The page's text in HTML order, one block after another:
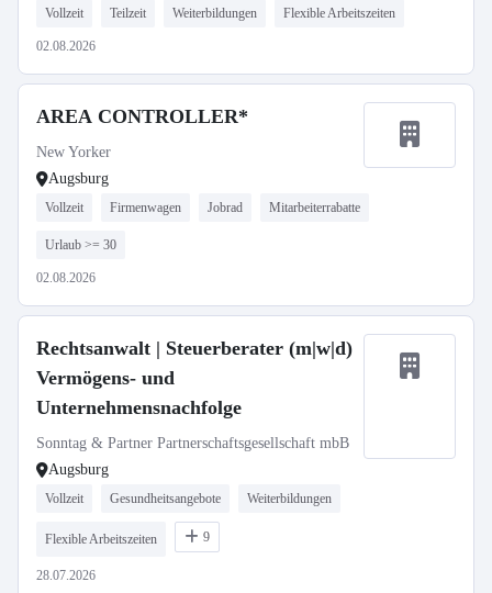
Vollzeit Teilzeit Weiterbildungen Flexible Arbeitszeiten
02.08.2026
AREA CONTROLLER*
New Yorker
Augsburg
Vollzeit Firmenwagen Jobrad Mitarbeiterrabatte
Urlaub >= 30
02.08.2026
Rechtsanwalt | Steuerberater (m|w|d)
Vermögens- und
Unternehmensnachfolge
Sonntag & Partner Partnerschaftsgesellschaft mbB
Augsburg
Vollzeit Gesundheitsangebote Weiterbildungen
Flexible Arbeitszeiten 9
28.07.2026